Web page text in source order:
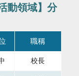
動領域】分
直欄銜稱，第二直
職稱
校長